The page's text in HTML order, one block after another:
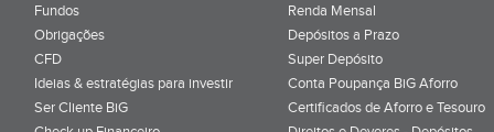
Fundos
Obrigações
CFD
Ideias & estratégias para investir
Ser Cliente BiG
Renda Mensal
Depósitos a Prazo
Super Depósito
Conta Poupança BiG Aforro
Certificados de Aforro e Tesouro